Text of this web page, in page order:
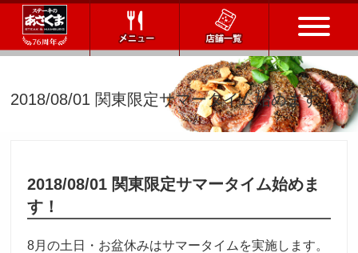
会社情報
2018/08/01 関東限定サマータイム始めます！
2018/08/01 関東限定サマータイム始めま
す！
8月の土日・お盆休みはサマータイムを実施します。